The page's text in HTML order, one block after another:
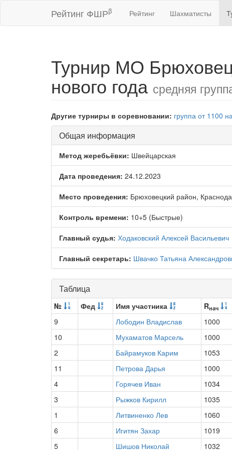
Рейтинг ФШРβ Рейтинг Шахматисты
Турнир МО
нового года средняя
Другие турниры в соревновании: группа от 1100
Общая информация
Метод жеребьёвки: Швейцарская
Дата проведения: 24.12.2023
Место проведения: Брюховецкий район,
Контроль времени: 10+5 (Быстрые)
Главный судья: Ходаковский Алексей Васильевич
Главный секретарь: Швачко Татьяна
Таблица
№ Фед Имя участника Rнач
9
Лободин Владислав 1000
10
Мухаматов Марсель 1000
2
Байрамуков Карим 1053
11
Петрова Дарья 1000
4
Горячев Иван 1034
3
Рыжков Кирилл 1035
1
Литвиненко Лев 1060
6
Игитян Захар 1019
5
Шишов Николай 1032